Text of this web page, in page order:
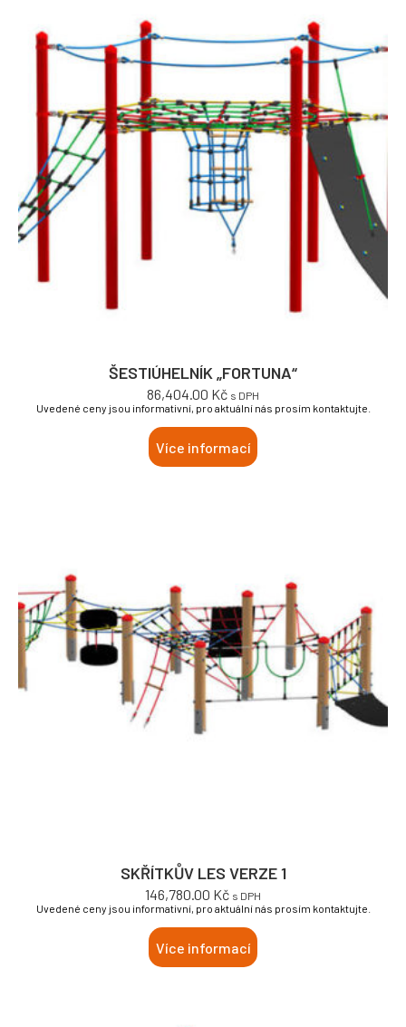
ŠESTIÚHELNÍK „FORTUNA“
86,404.00 Kč s DPH
Uvedené ceny jsou informativní, pro aktuální nás prosím kontaktujte.
Více informací
SKŘÍTKŮV LES VERZE 1
146,780.00 Kč s DPH
Uvedené ceny jsou informativní, pro aktuální nás prosím kontaktujte.
Více informací